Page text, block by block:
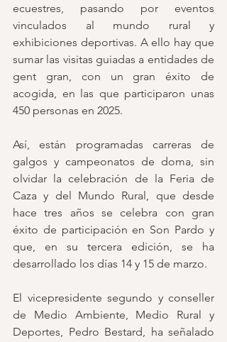
ecuestres, pasando por eventos
vinculados al mundo rural y
exhibiciones deportivas. A ello hay que
sumar las visitas guiadas a entidades de
gent gran, con un gran éxito de
acogida, en las que participaron unas
450 personas en 2025.
Así, están programadas carreras de
galgos y campeonatos de doma, sin
olvidar la celebración de la Feria de
Caza y del Mundo Rural, que desde
hace tres años se celebra con gran
éxito de participación en Son Pardo y
que, en su tercera edición, se ha
desarrollado los días 14 y 15 de marzo.
El vicepresidente segundo y conseller
de Medio Ambiente, Medio Rural y
Deportes, Pedro Bestard, ha señalado